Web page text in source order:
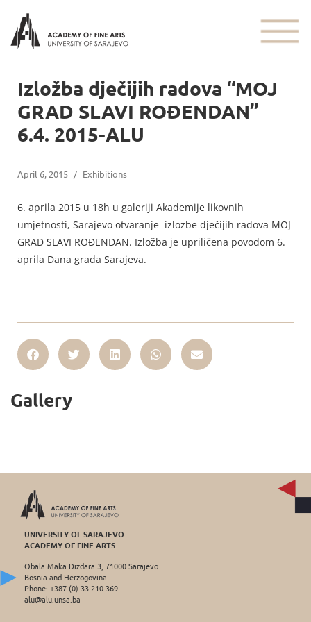
Izložba dječijih radova “MOJ
GRAD SLAVI ROĐENDAN”
6.4. 2015-ALU
April 6, 2015 / Exhibitions
6. aprila 2015 u 18h u galeriji Akademije likovnih
umjetnosti, Sarajevo otvaranje izlozbe dječijih radova MOJ
GRAD SLAVI ROĐENDAN. Izložba je upriličena povodom 6.
aprila Dana grada Sarajeva.
Gallery
UNIVERSITY OF SARAJEVO
ACADEMY OF FINE ARTS
Obala Maka Dizdara 3, 71000 Sarajevo
Bosnia and Herzogovina
Phone: +387 (0) 33 210 369
alu@alu.unsa.ba